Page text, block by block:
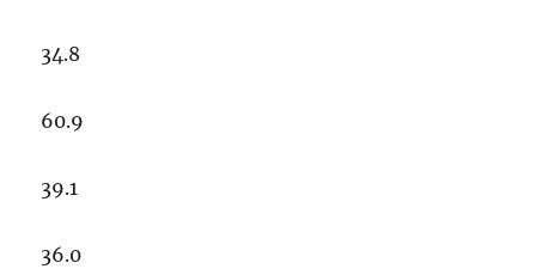
34.8
60.9
39.1
36.0